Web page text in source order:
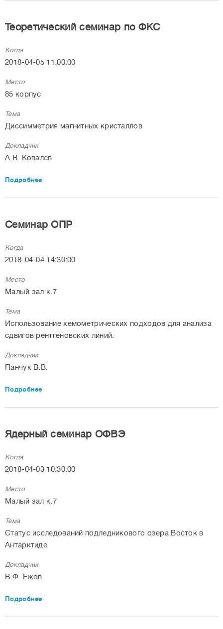
Теоретический семинар по ФКС
Когда
2018-04-05 11:00:00
Место
85 корпус
Тема
Диссимметрия магнитных кристаллов
Докладчик
А.В. Ковалев
Подробнее
Семинар ОПР
Когда
2018-04-04 14:30:00
Место
Малый зал к.7
Тема
Использование хемометрических подходов для анализа
сдвигов рентгеновских линий.
Докладчик
Панчук В.В.
Подробнее
Ядерный семинар ОФВЭ
Когда
2018-04-03 10:30:00
Место
Малый зал к.7
Тема
Статус исследований подледникового озера Восток в
Антарктиде
Докладчик
В.Ф. Ежов
Подробнее